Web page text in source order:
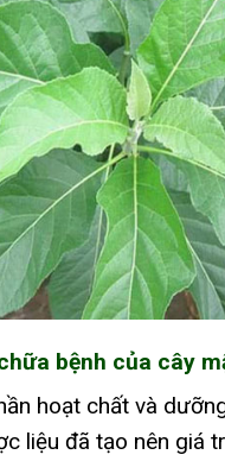
bệnh của cây
hoạt chất và
liệu đã tạo nên giá